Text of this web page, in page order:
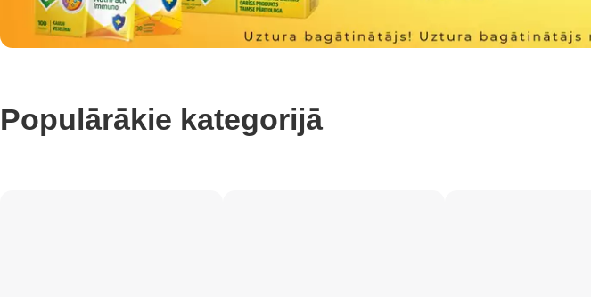
Populārākie kategorijā